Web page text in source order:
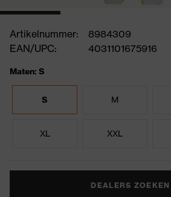
Artikelnummer:
8984309
EAN/UPC:
4031101675916
Maten: S
S M
XL XXL
DEALERS ZOEKEN